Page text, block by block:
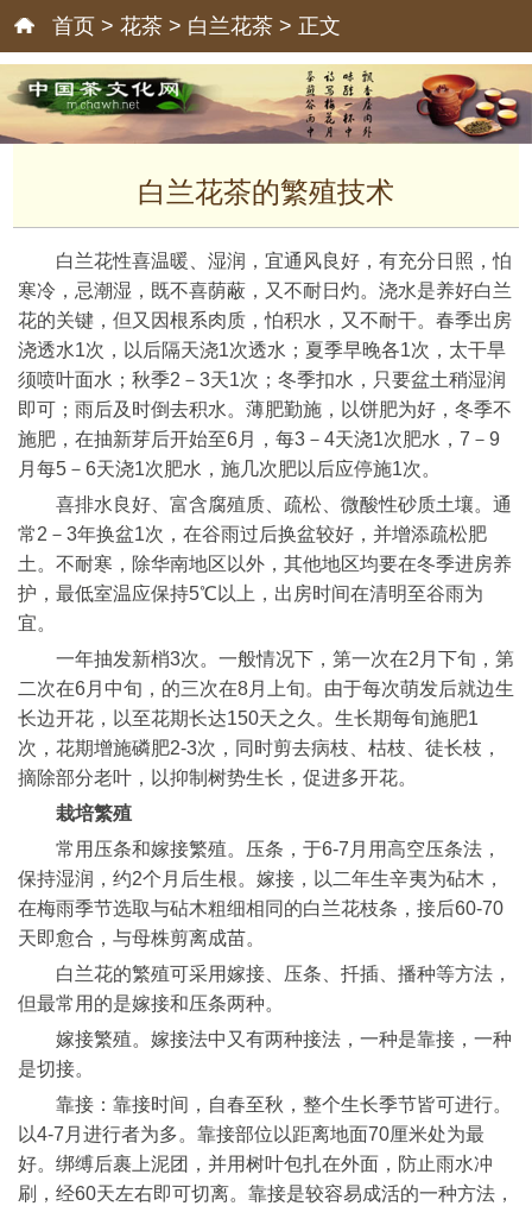
首页 > 花茶 > 白兰花茶 > 正文
白兰花茶的繁殖技术
白兰花性喜温暖、湿润，宜通风良好，有充分日照，怕
寒冷，忌潮湿，既不喜荫蔽，又不耐日灼。浇水是养好白兰
花的关键，但又因根系肉质，怕积水，又不耐干。春季出房
浇透水1次，以后隔天浇1次透水；夏季早晚各1次，太干旱
须喷叶面水；秋季2－3天1次；冬季扣水，只要盆土稍湿润
即可；雨后及时倒去积水。薄肥勤施，以饼肥为好，冬季不
施肥，在抽新芽后开始至6月，每3－4天浇1次肥水，7－9
月每5－6天浇1次肥水，施几次肥以后应停施1次。
喜排水良好、富含腐殖质、疏松、微酸性砂质土壤。通
常2－3年换盆1次，在谷雨过后换盆较好，并增添疏松肥
土。不耐寒，除华南地区以外，其他地区均要在冬季进房养
护，最低室温应保持5℃以上，出房时间在清明至谷雨为
宜。
一年抽发新梢3次。一般情况下，第一次在2月下旬，第
二次在6月中旬，的三次在8月上旬。由于每次萌发后就边生
长边开花，以至花期长达150天之久。生长期每旬施肥1
次，花期增施磷肥2-3次，同时剪去病枝、枯枝、徒长枝，
摘除部分老叶，以抑制树势生长，促进多开花。
栽培繁殖
常用压条和嫁接繁殖。压条，于6-7月用高空压条法，
保持湿润，约2个月后生根。嫁接，以二年生辛夷为砧木，
在梅雨季节选取与砧木粗细相同的白兰花枝条，接后60-70
天即愈合，与母株剪离成苗。
白兰花的繁殖可采用嫁接、压条、扦插、播种等方法，
但最常用的是嫁接和压条两种。
嫁接繁殖。嫁接法中又有两种接法，一种是靠接，一种
是切接。
靠接：靠接时间，自春至秋，整个生长季节皆可进行。
以4-7月进行者为多。靠接部位以距离地面70厘米处为最
好。绑缚后裹上泥团，并用树叶包扎在外面，防止雨水冲
刷，经60天左右即可切离。靠接是较容易成活的一种方法，